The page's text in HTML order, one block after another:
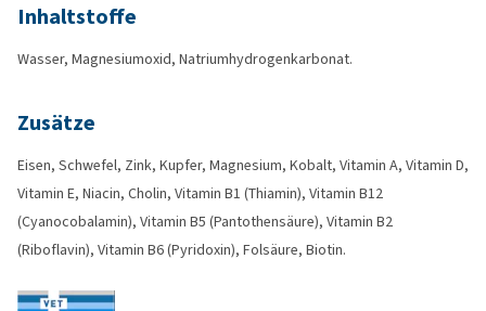
Inhaltstoffe
Wasser, Magnesiumoxid, Natriumhydrogenkarbonat.
Zusätze
Eisen, Schwefel, Zink, Kupfer, Magnesium, Kobalt, Vitamin A, Vitamin D,
Vitamin E, Niacin, Cholin, Vitamin B1 (Thiamin), Vitamin B12
(Cyanocobalamin), Vitamin B5 (Pantothensäure), Vitamin B2
(Riboflavin), Vitamin B6 (Pyridoxin), Folsäure, Biotin.